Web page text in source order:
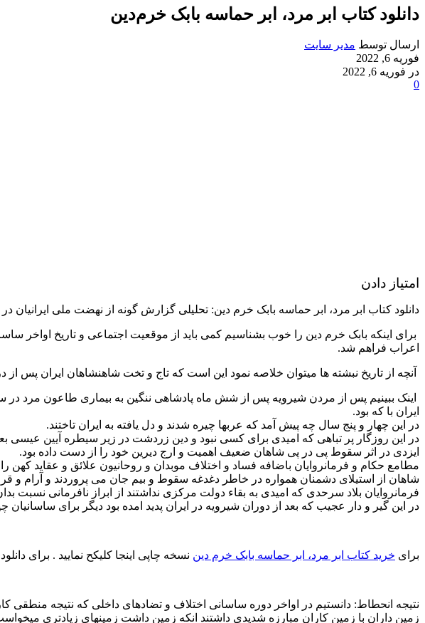
دانلود کتاب ابر مرد، ابر حما‌سه‌ با‌بک‌ خرم‌دین‌
ارسال توسط مدیر سایت
فوریه 6, 2022
در فوریه 6, 2022
0
امتیاز دادن
دانلود کتاب ابر مرد، ابر حما‌سه‌ با‌بک‌ خرم دین‌: تحلیلی‌ گزارش‌ گونه‌ از نهضت‌ ملی‌ ایرانیا‌ن‌
برای اینکه بابک خرم دین را خوب بشناسیم کمی باید از موقعیت اجتماعی و تاریخ اواخر
اعراب فراهم شد.
آنچه از تاریخ نبشته ها میتوان خلاصه نمود این است که تاج و تخت شاهنشاهان ایران پس
ایران با که بود.
در این چهار و پنج سال چه پیش آمد که عربها چیره شدند و دل یافته به ایران تاختند.
در این روزگار پر تباهی که امیدی برای کسی نبود و دین زردشت در زیر سیطره آیین عیسی
ایزدی در اثر سقوط پی در پی شاهان ضعیف اهمیت و ارج دیرین خود را از دست داده بود.
مطامع حکام و فرمانروایان باضافه فساد و اختلاف موبدان و روحانیون علائق و عقاید کهن
شاهان از استیلای دشمنان همواره در خاطر دغدغه سقوط و بیم جان می پروردند و آرام و
فرمانروایان بلاد سرحدی که امیدی به بقاء دولت مرکزی نداشتند از ابراز نافرمانی نسبت
در این گیر و دار عجیب که بعد از دوران شیرویه در ایران پدید امده بود دیگر برای
برای خرید کتاب ابر مرد، ابر حما‌سه‌ با‌بک‌ خرم دین‌ نسخه چاپی اینجا کلیکح نمایید . برای
نتیجه انحطاط: دانستیم در اواخر دوره ساسانی اختلاف و تضادهای داخلی که نتیجه منطقی
زمین داران با زمین کاران مبارزه شدیدی داشتند انکه زمین داشت زمینهای زیادتری